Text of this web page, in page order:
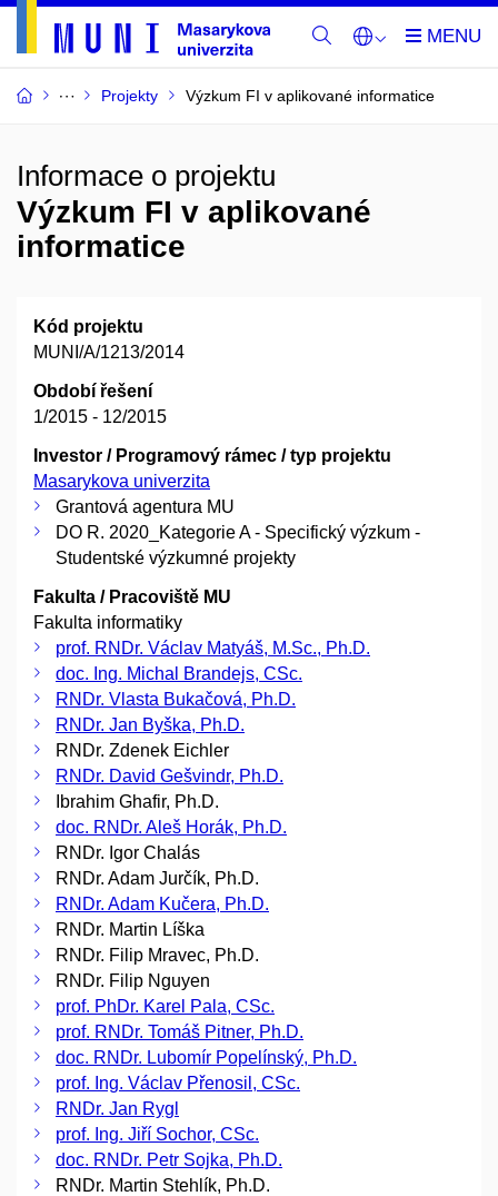
Projekty Výzkum FI v aplikované informatice
Informace o projektu
Výzkum FI v aplikované
informatice
Kód projektu
MUNI/A/1213/2014
Období řešení
1/2015 - 12/2015
Investor / Programový rámec / typ projektu
Masarykova univerzita
Grantová agentura MU
DO R. 2020_Kategorie A - Specifický výzkum -
Studentské výzkumné projekty
Fakulta / Pracoviště MU
Fakulta informatiky
prof. RNDr. Václav Matyáš, M.Sc., Ph.D.
doc. Ing. Michal Brandejs, CSc.
RNDr. Vlasta Bukačová, Ph.D.
RNDr. Jan Byška, Ph.D.
RNDr. Zdenek Eichler
RNDr. David Gešvindr, Ph.D.
Ibrahim Ghafir, Ph.D.
doc. RNDr. Aleš Horák, Ph.D.
RNDr. Igor Chalás
RNDr. Adam Jurčík, Ph.D.
RNDr. Adam Kučera, Ph.D.
RNDr. Martin Líška
RNDr. Filip Mravec, Ph.D.
RNDr. Filip Nguyen
prof. PhDr. Karel Pala, CSc.
prof. RNDr. Tomáš Pitner, Ph.D.
doc. RNDr. Lubomír Popelínský, Ph.D.
prof. Ing. Václav Přenosil, CSc.
RNDr. Jan Rygl
prof. Ing. Jiří Sochor, CSc.
doc. RNDr. Petr Sojka, Ph.D.
RNDr. Martin Stehlík, Ph.D.